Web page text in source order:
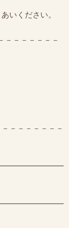
いください。
－－－－－－
－－－－－－－